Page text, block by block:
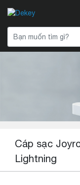
Cáp sạc
Lightning